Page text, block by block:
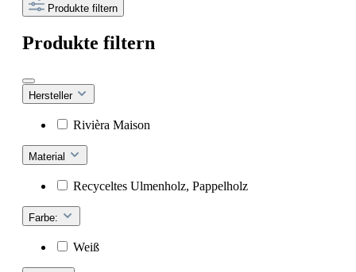
Produkte filtern
Produkte filtern
Hersteller
Rivièra Maison
Material
Recyceltes Ulmenholz, Pappelholz
Farbe:
Weiß